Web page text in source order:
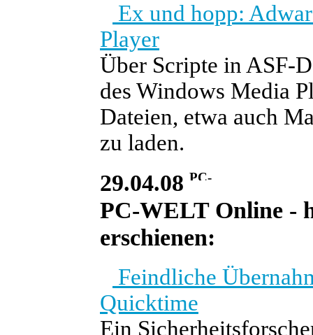
Ex und hopp:
Player
Über Scripte in ASF-
des Windows Media
Dateien, etwa auch
zu laden.
29.04.08
PC-WELT Online -
erschienen:
Feindliche
Quicktime
Ein